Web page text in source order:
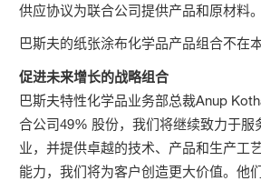
供应协议为联合公司提供产品和原材料。
巴斯夫的纸张涂布化学品产品组合不在
促进未来增长的战略组合
巴斯夫特性化学品业务部总裁Anup
合公司49% 股份，我们将继续致力于服
业，并提供卓越的技术、产品和生产工
能力，我们将为客户创造更大价值。他